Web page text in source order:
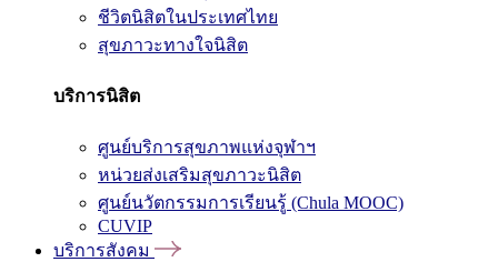
ชีวิตนิสิตในประเทศไทย
สุขภาวะทางใจนิสิต
บริการนิสิต
ศูนย์บริการสุขภาพแห่งจุฬาฯ
หน่วยส่งเสริมสุขภาวะนิสิต
ศูนย์นวัตกรรมการเรียนรู้ (Chula MOOC)
CUVIP
บริการสังคม